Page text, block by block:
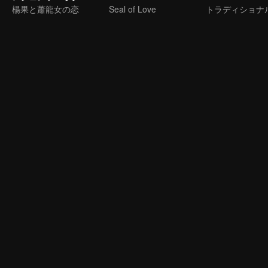
楊果と蕭龍女の恋
Seal of Love